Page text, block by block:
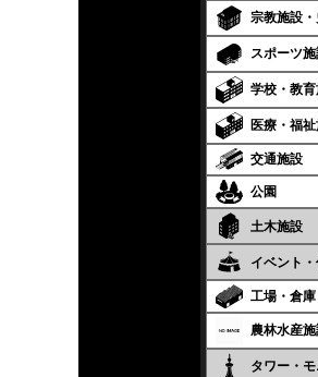
宗教施設
スポーツ
学校・教
医療・福
交通施設
公園
土木施設
イベント
工場・倉
農林水産
タワー・